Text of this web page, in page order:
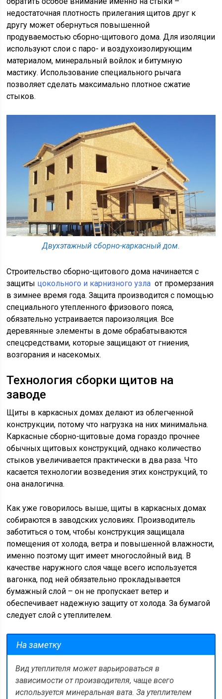
недостаточная плотность прилегания щитов друг к
другу может обернуться повышенной
продуваемостью сборно-щитового дома. Для изоляции
используют слои с паро- и воздухоизолирующим
материалом, минеральный войлок и битумную
мастику. Использование специального рычага
позволяет сделать максимально плотное сжатие
стыков.
Двухэтажный сборно-каркасный дом.
Строительство сборно-щитового дома начинается с
защиты цокольного и карнизного узла от промерзания
в зимнее время года. Защита производится с помощью
специального утепленного фризового пояса,
обязательно устраивается пароизоляция. Все
деревянные элементы в доме обрабатываются
спецсредствами, которые защищают от гниения,
возгорания и насекомых.
Технология сборки щитов на
заводе
Щиты в каркасных домах делают из облегченной
конструкции, потому что нагрузка на них минимальна.
Каркасные сборно-щитовые дома гораздо прочнее
обычных щитовых конструкций, однако количество
стыков увеличивается практически в два раза. Что
касается технологии возведения этих конструкций, то
она аналогична.
Как уже говорилось выше, щиты в каркасных домах
собираются в заводских условиях. Производитель
заботиться о том, чтобы конструкция защищала
помещения от холода, ветра и повышенной влажности,
именно поэтому щит имеет многослойный вид. В
качестве наружного слоя чаще всего используется
вагонка, под ней обязательно прокладывается
бумажный слой – он не пропускает ветер и
обеспечивает надежную защиту от холода. За бумагой
следует слой с утеплителем.
На заметку
Вид утеплителя может варьироваться в
зависимости от производителя, чаще всего
используется минеральная вата. За утеплителем